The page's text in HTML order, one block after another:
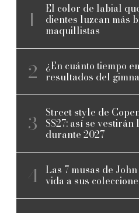
El color de labial
dientes luzcan más
maquillistas
¿En cuánto tiempo
resultados del
Street style de
SS27: así se
durante 2027
Las 7 musas de
vida a sus